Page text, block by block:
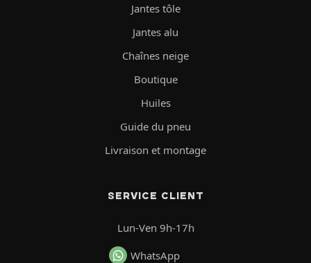
Jantes tôle
Jantes alu
Chaînes neige
Boutique
Huiles
Guide du pneu
Livraison et montage
SERVICE CLIENT
Lun-Ven 9h-17h
WhatsApp